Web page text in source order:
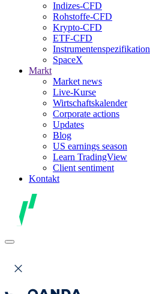
Indizes-CFD
Rohstoffe-CFD
Krypto-CFD
ETF-CFD
Instrumentenspezifikation
SpaceX
Markt
Market news
Live-Kurse
Wirtschaftskalender
Corporate actions
Updates
Blog
US earnings season
Learn TradingView
Client sentiment
Kontakt